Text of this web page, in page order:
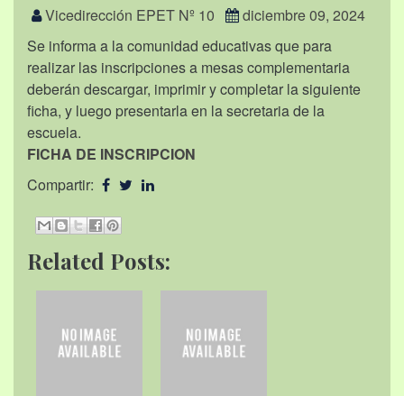
Vicedirección EPET Nº 10
diciembre 09, 2024
Se informa a la comunidad educativas que para
realizar las inscripciones a mesas complementaria
deberán descargar, imprimir y completar la siguiente
ficha, y luego presentarla en la secretaria de la
escuela.
FICHA DE INSCRIPCION
Compartir:
Related Posts: